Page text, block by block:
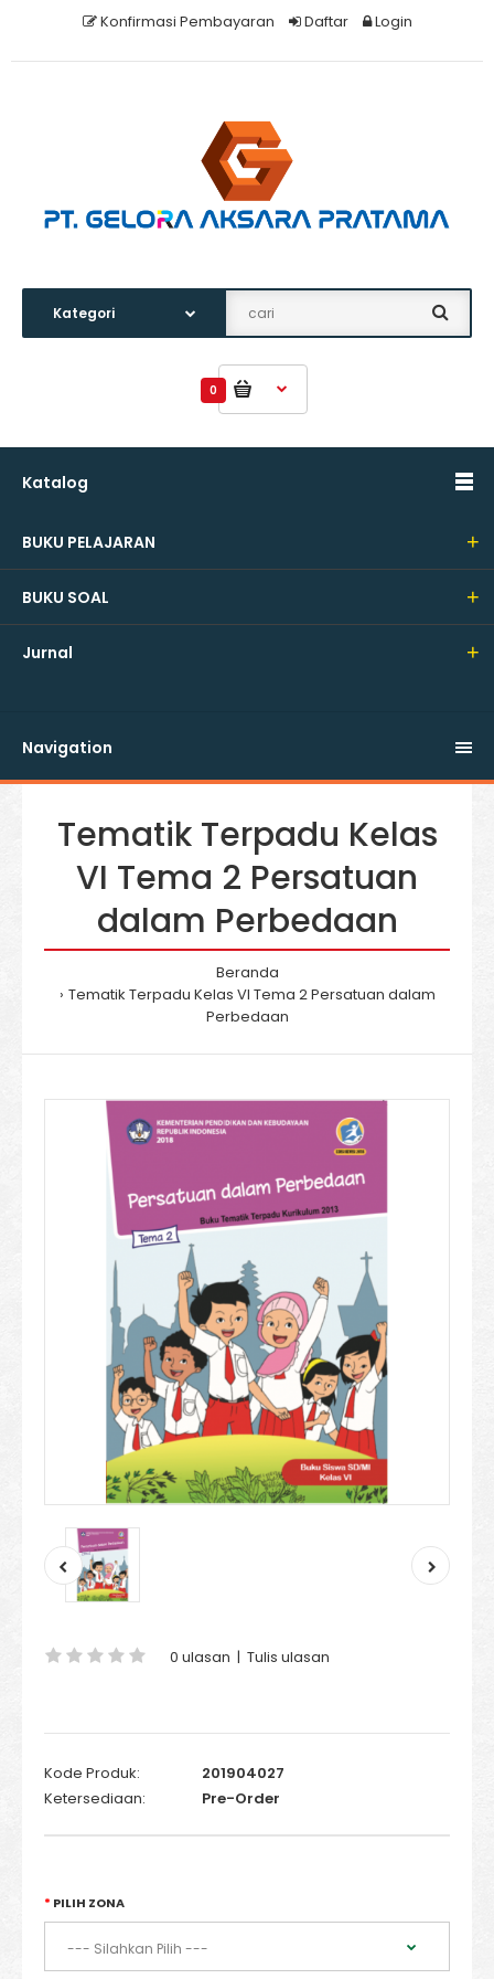
Konfirmasi Pembayaran Daftar Login
0
Katalog
BUKU PELAJARAN
BUKU SOAL
Jurnal
Navigation
Tematik Terpadu Kelas
VI Tema 2 Persatuan
dalam Perbedaan
Beranda
Tematik Terpadu Kelas VI Tema 2 Persatuan dalam
Perbedaan
0 ulasan | Tulis ulasan
Kode Produk:
201904027
Ketersediaan:
Pre-Order
PILIH ZONA